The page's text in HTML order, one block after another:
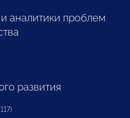
аналитики проблем
развития